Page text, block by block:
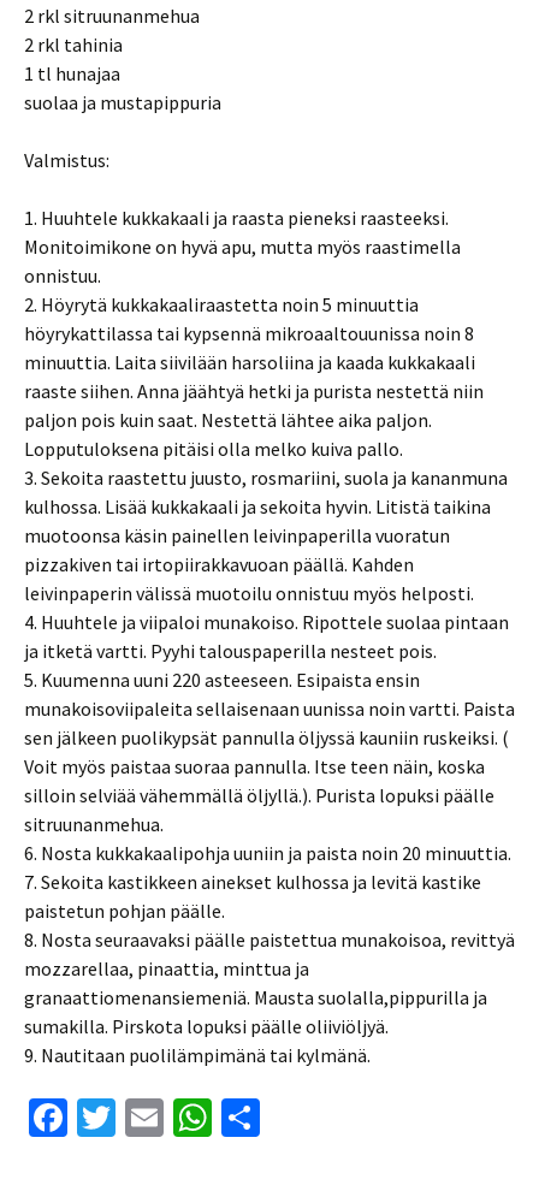
2 rkl sitruunanmehua
2 rkl tahinia
1 tl hunajaa
suolaa ja mustapippuria
Valmistus:
1. Huuhtele kukkakaali ja raasta pieneksi raasteeksi.
Monitoimikone on hyvä apu, mutta myös raastimella
onnistuu.
2. Höyrytä kukkakaaliraastetta noin 5 minuuttia
höyrykattilassa tai kypsennä mikroaaltouunissa noin 8
minuuttia. Laita siivilään harsoliina ja kaada kukkakaali
raaste siihen. Anna jäähtyä hetki ja purista nestettä niin
paljon pois kuin saat. Nestettä lähtee aika paljon.
Lopputuloksena pitäisi olla melko kuiva pallo.
3. Sekoita raastettu juusto, rosmariini, suola ja kananmuna
kulhossa. Lisää kukkakaali ja sekoita hyvin. Litistä taikina
muotoonsa käsin painellen leivinpaperilla vuoratun
pizzakiven tai irtopiirakkavuoan päällä. Kahden
leivinpaperin välissä muotoilu onnistuu myös helposti.
4. Huuhtele ja viipaloi munakoiso. Ripottele suolaa pintaan
ja itketä vartti. Pyyhi talouspaperilla nesteet pois.
5. Kuumenna uuni 220 asteeseen. Esipaista ensin
munakoisoviipaleita sellaisenaan uunissa noin vartti. Paista
sen jälkeen puolikypsät pannulla öljyssä kauniin ruskeiksi. (
Voit myös paistaa suoraa pannulla. Itse teen näin, koska
silloin selviää vähemmällä öljyllä.). Purista lopuksi päälle
sitruunanmehua.
6. Nosta kukkakaalipohja uuniin ja paista noin 20 minuuttia.
7. Sekoita kastikkeen ainekset kulhossa ja levitä kastike
paistetun pohjan päälle.
8. Nosta seuraavaksi päälle paistettua munakoisoa, revittyä
mozzarellaa, pinaattia, minttua ja
granaattiomenansiemeniä. Mausta suolalla,pippurilla ja
sumakilla. Pirskota lopuksi päälle oliiviöljyä.
9. Nautitaan puolilämpimänä tai kylmänä.
Fa T
E
W